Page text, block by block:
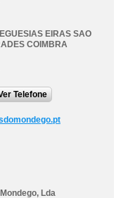
EIRAS SAO
COIMBRA
Telefone
Lda